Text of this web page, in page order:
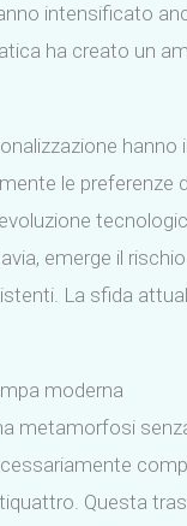
intensificato
ha creato un
le preferenze
emerge il
La sfida
moderna
metamorfosi
Questa